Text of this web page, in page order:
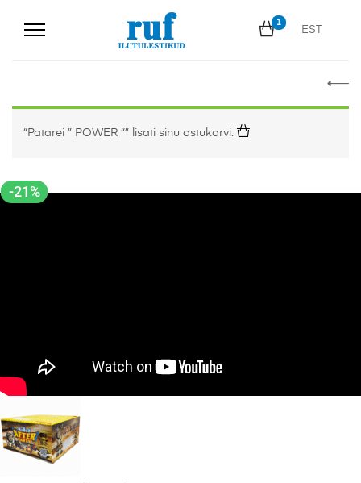
1
EST
“Patarei ” POWER “” lisati sinu ostukorvi.
-21%